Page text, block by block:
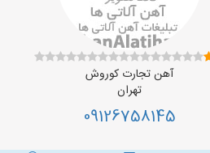
آهن تجارت کوروش
تهران
09126758145